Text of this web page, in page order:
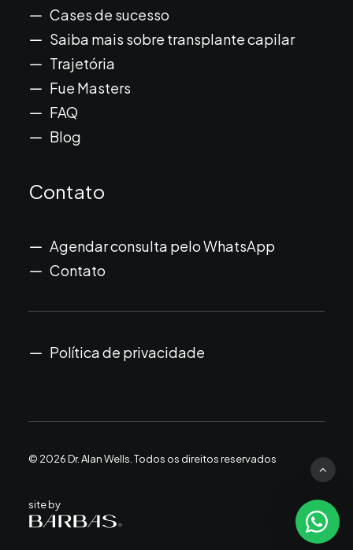
Cases de sucesso
Saiba mais sobre transplante capilar
Trajetória
Fue Masters
FAQ
Blog
Contato
Agendar consulta pelo WhatsApp
Contato
Política de privacidade
© 2026 Dr. Alan Wells. Todos os direitos reservados
site by